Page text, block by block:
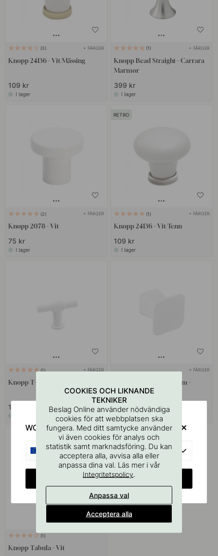
3 + FÄRGER
Knopp 24136 - Vit/Mässing
109 kr
I lager
1 + FÄRGER
Knopp Bead Straight - Carrara
Marmor
399 kr
I lager
2 + FÄRGER
Knopp 2078 - Vit
75 kr
I lager
RETRO
1 + FÄRGER
Knopp 24136 - Vit/Tenn
109 kr
I lager
1 + FÄRGER
Knopp T-type - Mattvit
109 kr
+ FÄRGER
Knopp Prism - 32x32mm -
Mattvit
109 kr
I lager
1
Knopp Tabula - Vit
COOKIES OCH LIKNANDE
TEKNIKER
Beslag Online använder nödvändiga
cookies för att webbplatsen ska
fungera. Med ditt samtycke använder
vi även cookies för analys och
statistik samt marknadsföring. Du kan
acceptera alla, avvisa alla eller
anpassa dina val. Läs mer i vår
Integritetspolicy.
Anpassa val
Acceptera alla
WOULD YOU RATHER VISIT?
EU
CHANGE COUNTRY